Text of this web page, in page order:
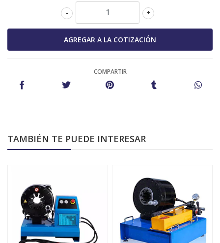
+
-
COMPARTIR
TAMBIÉN TE PUEDE INTERESAR